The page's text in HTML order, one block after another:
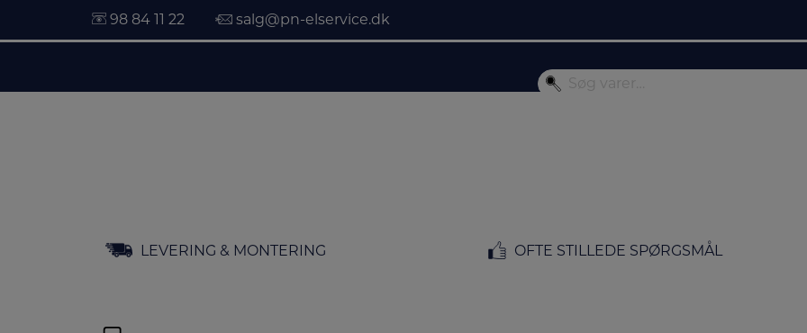
98 84 11 22 salg@pn-elservice.dk
LEVERING & MONTERING OFTE STILLEDE SPØRGSMÅL